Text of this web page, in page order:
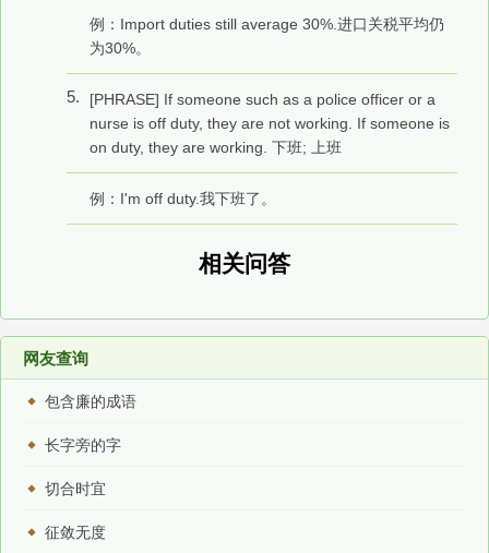
例：Import duties still average 30%.进口关税平均仍
为30%。
5.
[PHRASE] If someone such as a police officer or a
nurse is off duty, they are not working. If someone is
on duty, they are working. 下班; 上班
例：I'm off duty.我下班了。
相关问答
网友查询
包含廉的成语
长字旁的字
切合时宜
征敛无度